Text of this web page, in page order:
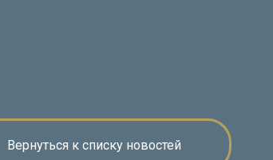
Вернуться к списку новостей